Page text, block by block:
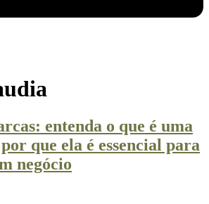
entenda o que é uma
que ela é essencial para
negócio